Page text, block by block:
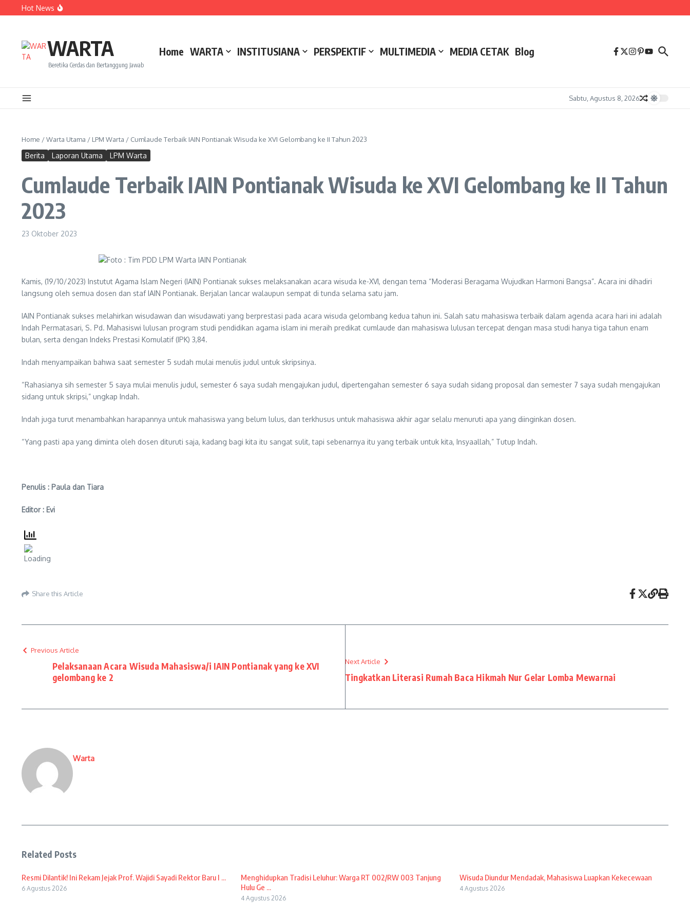
Lewati ke konten
Hot News
Amanah Baru Arskal Salim untuk Kemajuan IAIN Pontianak
WARTA
Beretika Cerdas dan Bertanggung Jawab
Home WARTA INSTITUSIANA PERSPEKTIF MULTIMEDIA MEDIA CETAK Blog
Sabtu, Agustus 8, 2026
Home /Warta Utama / LPM Warta / Cumlaude Terbaik IAIN Pontianak Wisuda ke XVI Gelombang ke II Tahun 2023
Berita Laporan Utama LPM Warta
Cumlaude Terbaik IAIN Pontianak Wisuda ke XVI Gelombang ke II Tahun
2023
23 Oktober 2023
Kamis, (19/10/2023) Instutut Agama Islam Negeri (IAIN) Pontianak sukses melaksanakan acara wisuda ke-XVI, dengan tema “Moderasi Beragama Wujudkan Harmoni Bangsa”. Acara ini dihadiri
langsung oleh semua dosen dan staf IAIN Pontianak. Berjalan lancar walaupun sempat di tunda selama satu jam.
IAIN Pontianak sukses melahirkan wisudawan dan wisudawati yang berprestasi pada acara wisuda gelombang kedua tahun ini. Salah satu mahasiswa terbaik dalam agenda acara hari ini adalah
Indah Permatasari, S. Pd. Mahasiswi lulusan program studi pendidikan agama islam ini meraih predikat cumlaude dan mahasiswa lulusan tercepat dengan masa studi hanya tiga tahun enam
bulan, serta dengan Indeks Prestasi Komulatif (IPK) 3,84.
Indah menyampaikan bahwa saat semester 5 sudah mulai menulis judul untuk skripsinya.
“Rahasianya sih semester 5 saya mulai menulis judul, semester 6 saya sudah mengajukan judul, dipertengahan semester 6 saya sudah sidang proposal dan semester 7 saya sudah mengajukan
sidang untuk skripsi,” ungkap Indah.
Indah juga turut menambahkan harapannya untuk mahasiswa yang belum lulus, dan terkhusus untuk mahasiswa akhir agar selalu menuruti apa yang diinginkan dosen.
“Yang pasti apa yang diminta oleh dosen dituruti saja, kadang bagi kita itu sangat sulit, tapi sebenarnya itu yang terbaik untuk kita, Insyaallah,” Tutup Indah.
Penulis : Paula dan Tiara
Editor : Evi
Share this Article
Previous Article
Pelaksanaan Acara Wisuda Mahasiswa/i IAIN Pontianak yang ke XVI
gelombang ke 2
Next Article
Tingkatkan Literasi Rumah Baca Hikmah Nur Gelar Lomba Mewarnai
Warta
Related Posts
Resmi Dilantik! Ini Rekam Jejak Prof. Wajidi Sayadi Rektor Baru I ...
6 Agustus 2026
Menghidupkan Tradisi Leluhur: Warga RT 002/RW 003 Tanjung
Hulu Ge ...
4 Agustus 2026
Wisuda Diundur Mendadak, Mahasiswa Luapkan Kekecewaan
4 Agustus 2026